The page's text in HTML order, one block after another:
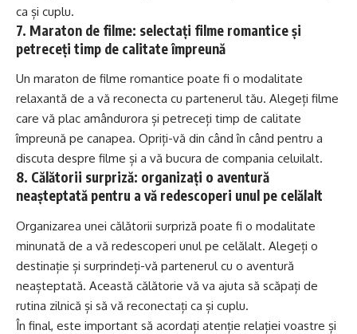
ca și cuplu.
7. Maraton de filme: selectați filme romantice și
petreceți timp de calitate împreună
Un maraton de filme romantice poate fi o modalitate
relaxantă de a vă reconecta cu partenerul tău. Alegeți filme
care vă plac amândurora și petreceți timp de calitate
împreună pe canapea. Opriți-vă din când în când pentru a
discuta despre filme și a vă bucura de compania celuilalt.
8. Călătorii surpriză: organizați o aventură
neașteptată pentru a vă redescoperi unul pe celălalt
Organizarea unei călătorii surpriză poate fi o modalitate
minunată de a vă redescoperi unul pe celălalt. Alegeți o
destinație și surprindeți-vă partenerul cu o aventură
neașteptată. Această călătorie vă va ajuta să scăpați de
rutina zilnică și să vă reconectați ca și cuplu.
În final, este important să acordați atenție relației voastre și